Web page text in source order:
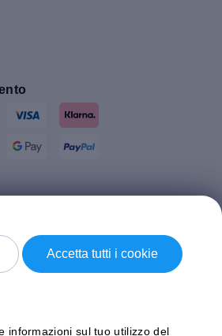
Accetta tutti i cookie
informazioni sul tuo utilizzo del